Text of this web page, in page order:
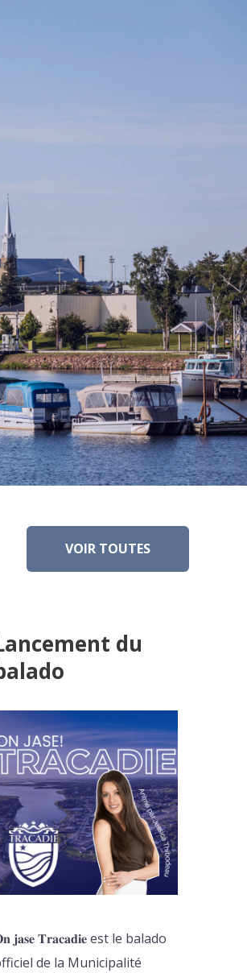
du
𝐣𝐚𝐬𝐞 𝐓𝐫𝐚𝐜𝐚𝐝𝐢𝐞 est le balado
de la Municipalité
VOIR TOUTES